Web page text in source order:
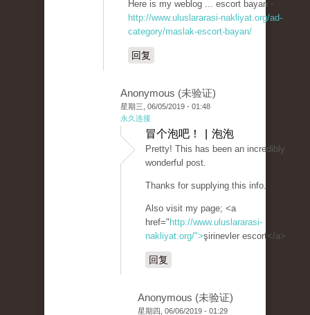
Here is my weblog ... escort bayan -
http://www.uluslararasi-nakliyat.org/ad-
category/maslak-escort-bayan/
回复
Anonymous (未验证)
星期三, 06/05/2019 - 01:48
永久连接
冒个泡吧！ | 泡泡
Pretty! This has been an incredibly
wonderful post.
Thanks for supplying this info.
Also visit my page; <a
href=" http://www.uluslararasi-
nakliyat.org/">şirinevler escort</a>
回复
Anonymous (未验证)
星期四, 06/06/2019 - 01:29